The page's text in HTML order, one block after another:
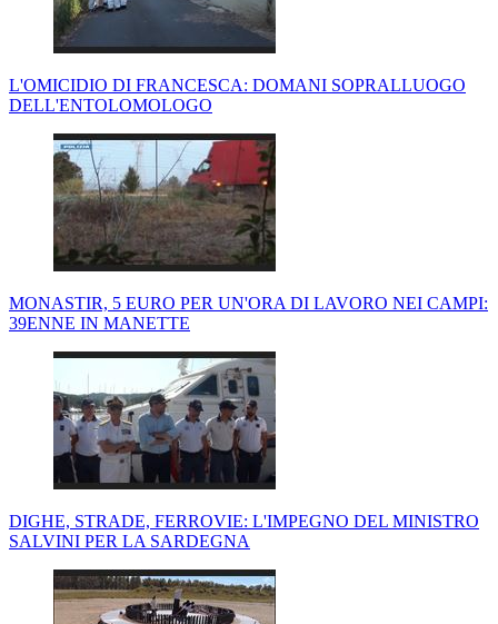
L'OMICIDIO DI FRANCESCA: DOMANI SOPRALLUOGO
DELL'ENTOLOMOLOGO
MONASTIR, 5 EURO PER UN'ORA DI LAVORO NEI CAMPI:
39ENNE IN MANETTE
DIGHE, STRADE, FERROVIE: L'IMPEGNO DEL MINISTRO
SALVINI PER LA SARDEGNA